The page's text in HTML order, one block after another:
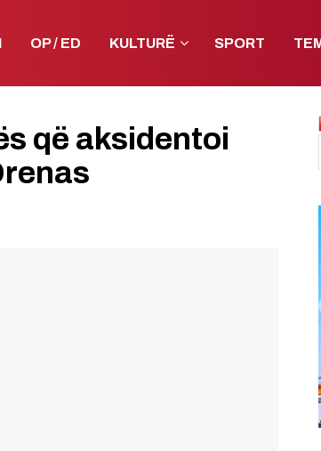
OP / ED KULTURË SPORT
që aksidentoi